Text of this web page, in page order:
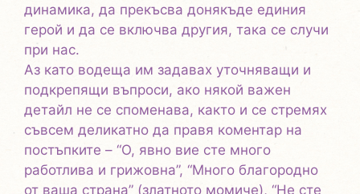
динамика, да прекъсва донякъде единия
герой и да се включва другия, така се случи
при нас.
Аз като водеща им задавах уточняващи и
подкрепящи въпроси, ако някой важен
детайл не се споменава, както и се стремях
съвсем деликатно да правя коментар на
постъпките – “О, явно вие сте много
работлива и грижовна”, “Много благородно
от ваша страна” (златното момиче), “Не сте